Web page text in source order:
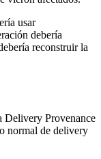
usar
debería
reconstruir la
Delivery Provenance
normal de delivery